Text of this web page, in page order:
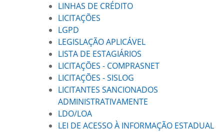
LINHAS DE CRÉDITO
LICITAÇÕES
LGPD
LEGISLAÇÃO APLICÁVEL
LISTA DE ESTAGIÁRIOS
LICITAÇÕES - COMPRASNET
LICITAÇÕES - SISLOG
LICITANTES SANCIONADOS
ADMINISTRATIVAMENTE
LDO/LOA
LEI DE ACESSO À INFORMAÇÃO ESTADUAL